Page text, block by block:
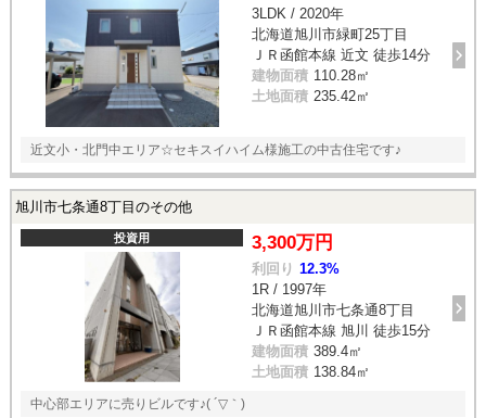
3LDK / 2020年
北海道旭川市緑町25丁目
ＪＲ函館本線 近文 徒歩14分
建物面積 110.28㎡
土地面積 235.42㎡
近文小・北門中エリア☆セキスイハイム様施工の中古住宅です♪
旭川市七条通8丁目のその他
投資用 3,300万円
利回り 12.3%
1R / 1997年
北海道旭川市七条通8丁目
ＪＲ函館本線 旭川 徒歩15分
建物面積 389.4㎡
土地面積 138.84㎡
中心部エリアに売りビルです♪( ´▽｀)